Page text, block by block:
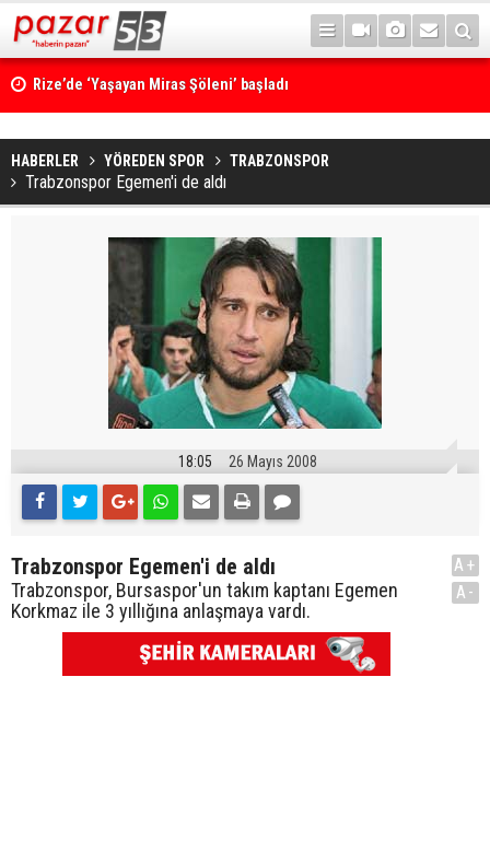
Rize’de ‘Yaşayan Miras Şöleni’ başladı
HABERLER YÖREDEN SPOR TRABZONSPOR
Trabzonspor Egemen'i de aldı
18:05 26 Mayıs 2008
Trabzonspor Egemen'i de aldı
Trabzonspor, Bursaspor'un takım kaptanı Egemen
Korkmaz ile 3 yıllığına anlaşmaya vardı.
A+
A-